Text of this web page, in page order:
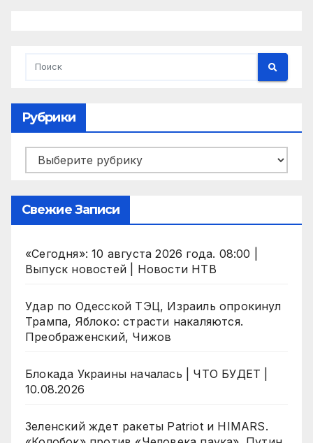
Рубрики
Рубрики
Свежие Записи
«Сегодня»: 10 августа 2026 года. 08:00 |
Выпуск новостей | Новости НТВ
Удар по Одесской ТЭЦ, Израиль опрокинул
Трампа, Яблоко: страсти накаляются.
Преображенский, Чижов
Блокада Украины началась | ЧТО БУДЕТ |
10.08.2026
Зеленский ждет ракеты Patriot и HIMARS.